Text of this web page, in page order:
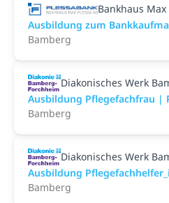
Bankhaus Max
Ausbildung zum
Bamberg
Diakonisches Werk
Ausbildung Pflegefachfrau |
Bamberg
Diakonisches Werk
Ausbildung
Bamberg